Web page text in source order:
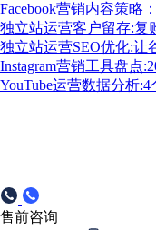
Facebook营销内容策略
独立站运营客户留存:复
独立站运营SEO优化:让
Instagram营销工具盘点
YouTube运营数据分析
售前咨询